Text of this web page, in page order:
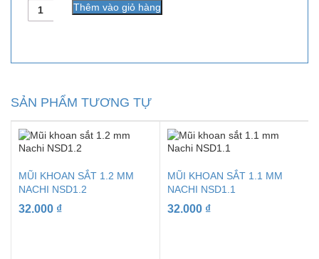
Số
Thêm vào giỏ hàng
SẢN PHẨM TƯƠNG TỰ
MŨI KHOAN SẮT 1.2 MM
NACHI NSD1.2
32.000 ₫
MŨI KHOAN SẮT 1.1 MM
NACHI NSD1.1
32.000 ₫